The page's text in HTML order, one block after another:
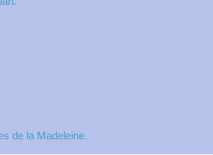
de la Madeleine.